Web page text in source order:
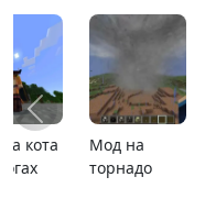
Карта
расширяющийся
MCPE 26.1